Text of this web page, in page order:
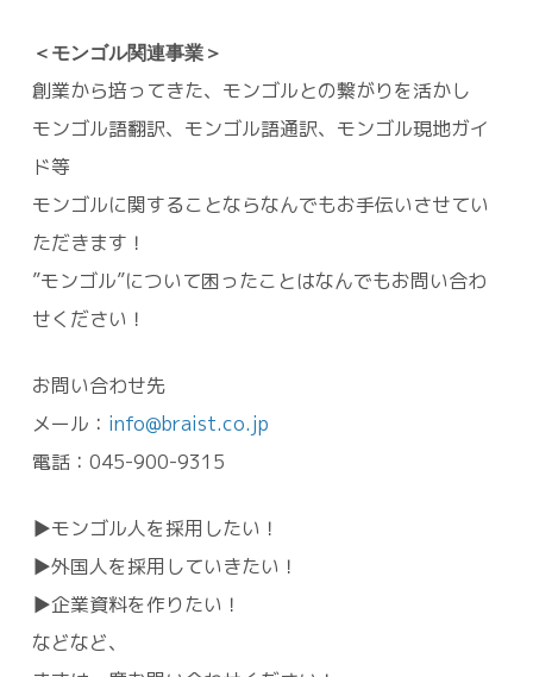
＜モンゴル関連事業＞
創業から培ってきた、モンゴルとの繋がりを活かし
モンゴル語翻訳、モンゴル語通訳、モンゴル現地ガイ
ド等
モンゴルに関することならなんでもお手伝いさせてい
ただきます！
”モンゴル”について困ったことはなんでもお問い合わ
せください！
お問い合わせ先
メール： info@braist.co.jp
電話：045-900-9315
▶モンゴル人を採用したい！
▶外国人を採用していきたい！
▶企業資料を作りたい！
などなど、